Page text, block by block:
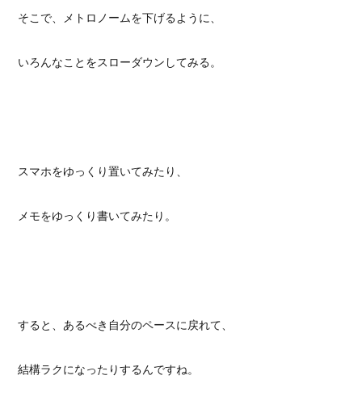
そこで、メトロノームを下げるように、
いろんなことをスローダウンしてみる。
スマホをゆっくり置いてみたり、
メモをゆっくり書いてみたり。
すると、あるべき自分のペースに戻れて、
結構ラクになったりするんですね。